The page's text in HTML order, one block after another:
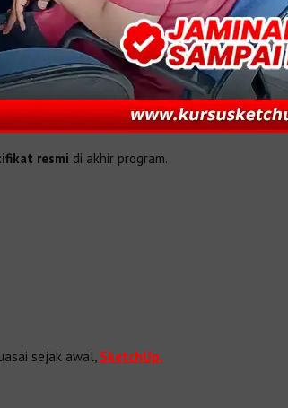
resmi di akhir program.
sejak awal, SketchUp.